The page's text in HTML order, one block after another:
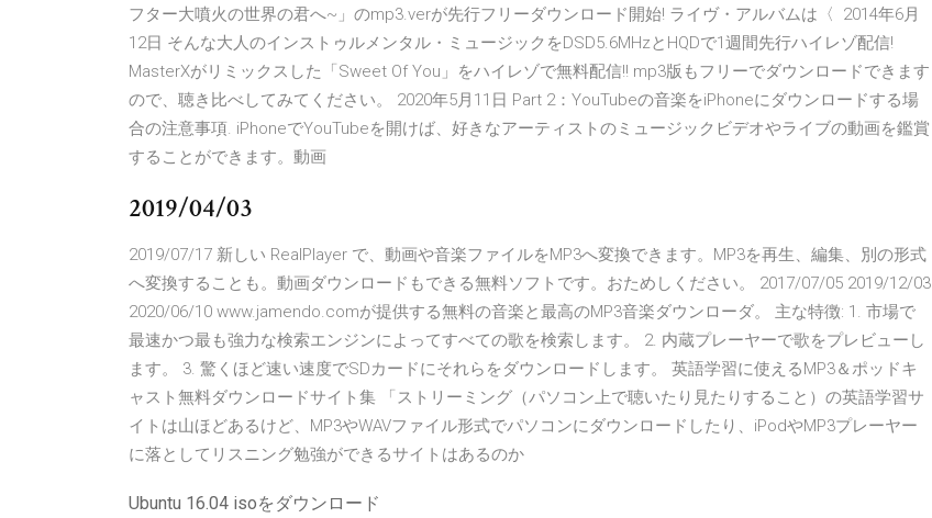
フター大噴火の世界の君へ~」のmp3.verが先行フリーダウンロード開始! ライヴ・アルバムは〈 2014年6月
12日 そんな大人のインストゥルメンタル・ミュージックをDSD5.6MHzとHQDで1週間先行ハイレゾ配信!
MasterXがリミックスした「Sweet Of You」をハイレゾで無料配信!! mp3版もフリーでダウンロードできます
ので、聴き比べしてみてください。 2020年5月11日 Part 2：YouTubeの音楽をiPhoneにダウンロードする場
合の注意事項. iPhoneでYouTubeを開けば、好きなアーティストのミュージックビデオやライブの動画を鑑賞
することができます。動画
2019/04/03
2019/07/17 新しい RealPlayer で、動画や音楽ファイルをMP3へ変換できます。MP3を再生、編集、別の形式
へ変換することも。動画ダウンロードもできる無料ソフトです。おためしください。 2017/07/05 2019/12/03
2020/06/10 www.jamendo.comが提供する無料の音楽と最高のMP3音楽ダウンローダ。 主な特徴: 1. 市場で
最速かつ最も強力な検索エンジンによってすべての歌を検索します。 2. 内蔵プレーヤーで歌をプレビューし
ます。 3. 驚くほど速い速度でSDカードにそれらをダウンロードします。 英語学習に使えるMP3＆ポッドキ
ャスト無料ダウンロードサイト集 「ストリーミング（パソコン上で聴いたり見たりすること）の英語学習サ
イトは山ほどあるけど、MP3やWAVファイル形式でパソコンにダウンロードしたり、iPodやMP3プレーヤー
に落としてリスニング勉強ができるサイトはあるのか
Ubuntu 16.04 isoをダウンロード